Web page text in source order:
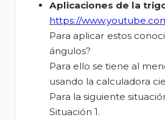
Aplicaciones de la
https://
Para aplicar estos
ángulos?
Para ello se tiene al
usando la calculadora
Para la siguiente
Situación 1.